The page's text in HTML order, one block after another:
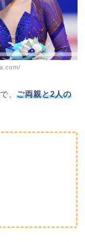
で、ご両親と2人の